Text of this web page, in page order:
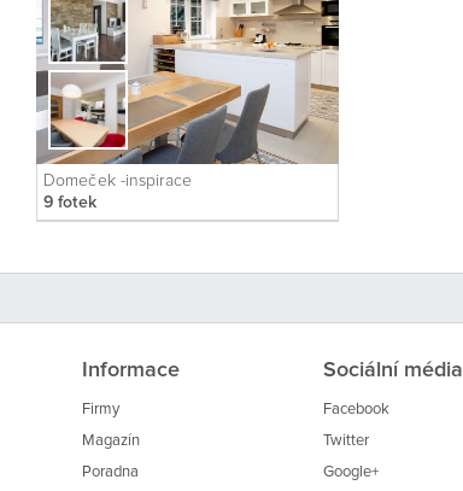
Domeček -inspirace
9 fotek
Informace
Firmy
Magazín
Poradna
Sociální média
Facebook
Twitter
Google+